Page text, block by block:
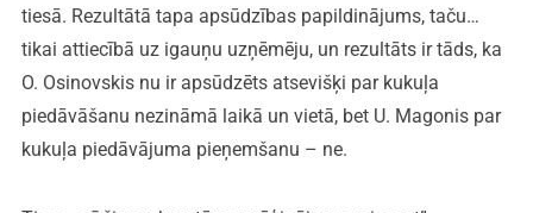
tiesā. Rezultātā tapa apsūdzības papildinājums, taču…
tikai attiecībā uz igauņu uzņēmēju, un rezultāts ir tāds, ka
O. Osinovskis nu ir apsūdzēts atsevišķi par kukuļa
piedāvāšanu nezināmā laikā un vietā, bet U. Magonis par
kukuļa piedāvājuma pieņemšanu – ne.